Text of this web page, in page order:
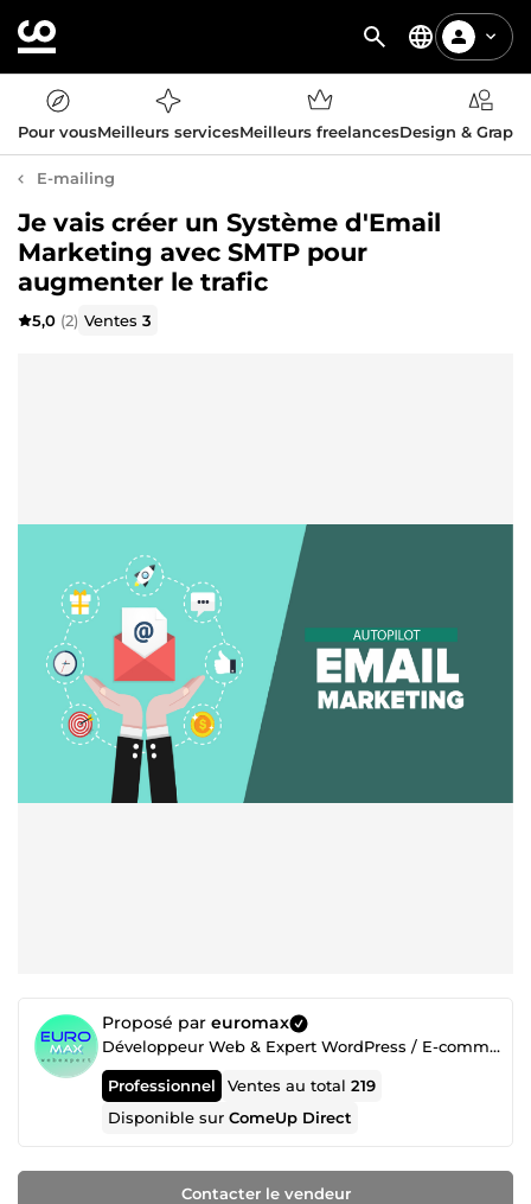
Pour vousMeilleurs servicesMeilleurs freelancesDesign &
E-mailing
Je vais créer un Système d'Email
Marketing avec SMTP pour
augmenter le trafic
5,0 (2) Ventes3
Proposé par euromax
Développeur Web & Expert WordPress / E-commerce | +8 ans d’expérience
Professionnel Ventes au total219
Disponible surComeUp Direct
Contacter le vendeur